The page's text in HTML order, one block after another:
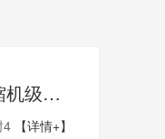
鑫钻小知识 | 离心式压缩机级间密封4
4 【详情+】